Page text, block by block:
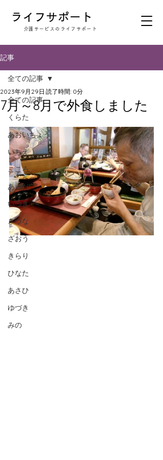
​ライフサポート
​介護サービスのライフサポート
記事
全ての記事
くらた
あおいちょう
いちえ
こころ
あらた
いつき
きづな
ざおう
きらり
ひなた
あさひ
ゆづき
みの
全ての記事
7月～8月で外食しました
2023年9月29日 読了時間: 0分